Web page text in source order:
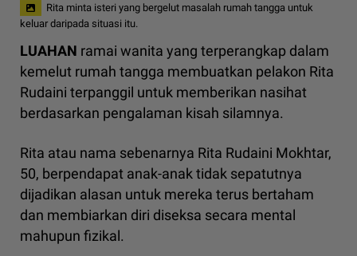
Rita minta isteri yang bergelut masalah rumah tangga untuk
keluar daripada situasi itu.
LUAHAN ramai wanita yang terperangkap dalam
kemelut rumah tangga membuatkan pelakon Rita
Rudaini terpanggil untuk memberikan nasihat
berdasarkan pengalaman kisah silamnya.
Rita atau nama sebenarnya Rita Rudaini Mokhtar,
50, berpendapat anak-anak tidak sepatutnya
dijadikan alasan untuk mereka terus bertaham
dan membiarkan diri diseksa secara mental
mahupun fizikal.